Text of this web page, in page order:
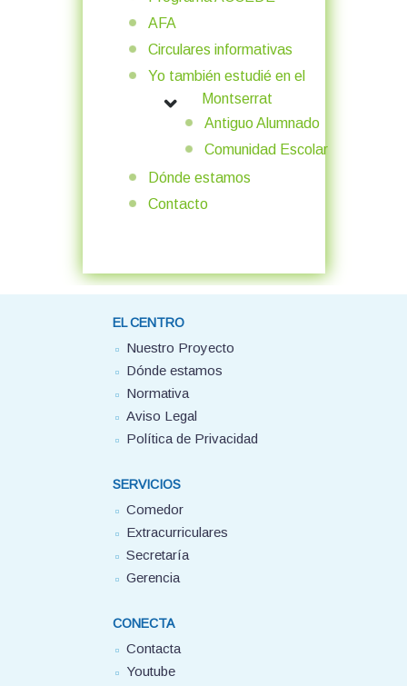
AFA
Circulares informativas
Yo también estudié en el
Montserrat
MORE ABOUT: YO TAMBIÉN
Antiguo Alumnado
Comunidad Escolar
Dónde estamos
Contacto
EL CENTRO
Nuestro Proyecto
Dónde estamos
Normativa
Aviso Legal
Política de Privacidad
SERVICIOS
Comedor
Extracurriculares
Secretaría
Gerencia
CONECTA
Contacta
Youtube